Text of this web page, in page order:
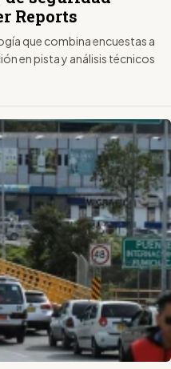
Reports
que combina encuestas a
en pista y análisis técnicos